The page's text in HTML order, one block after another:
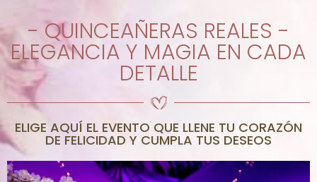
- QUINCEAÑERAS REALES -
ELEGANCIA Y MAGIA EN CADA
DETALLE
ELIGE AQUÍ EL EVENTO QUE LLENE TU CORAZÓN
DE FELICIDAD Y CUMPLA TUS DESEOS